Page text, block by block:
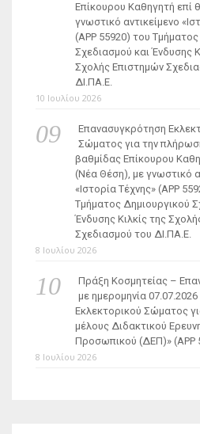
Επίκουρου Καθηγητή επί
γνωστικό αντικείμενο
(ΑΡΡ 55920) του Τμήματος
Σχεδιασμού και Ένδυσης
Σχολής Επιστημών
ΔΙ.ΠΑ.Ε.
10 Ιουλίου 2026
Επανασυγκρότηση
Σώματος για την
βαθμίδας Επίκουρου
(Νέα Θέση), με γνωστικό
«Ιστορία Τέχνης» (ΑΡΡ
Τμήματος Δημιουργικού
Ένδυσης Κιλκίς της
Σχεδιασμού του ΔΙ.ΠΑ.Ε.
8 Ιουλίου 2026
Πράξη Κοσμητείας –
με ημερομηνία 07.07.2026
Εκλεκτορικού Σώματος
μέλους Διδακτικού
Προσωπικού (ΔΕΠ)» (APP
8 Ιουλίου 2026